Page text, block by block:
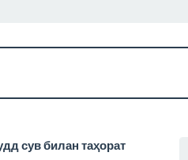
сув билан таҳорат